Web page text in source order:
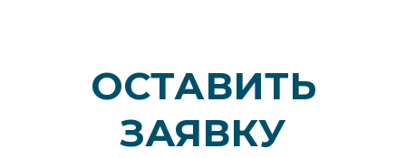
ОСТАВИТЬ
ЗАЯВКУ